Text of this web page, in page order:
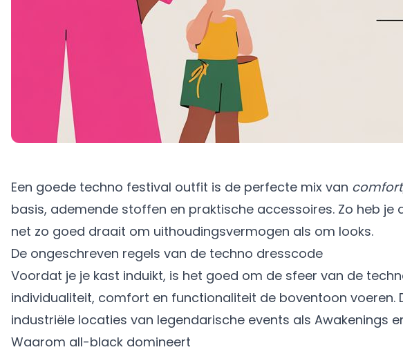
Een goede techno festival outfit is de perfecte mix van
basis, ademende stoffen en praktische accessoires. Zo heb
net zo goed draait om uithoudingsvermogen als om looks.
De ongeschreven regels van de techno dresscode
Voordat je je kast induikt, is het goed om de sfeer van de
individualiteit, comfort en functionaliteit de boventoon
industriële locaties van legendarische events als Awakenings
Waarom all-black domineert